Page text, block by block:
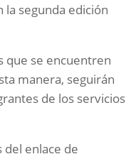
la segunda edición
que se encuentren
manera, seguirán
de los servicios
enlace de